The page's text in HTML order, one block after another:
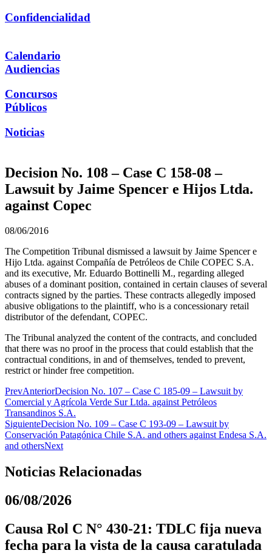
Confidencialidad
Calendario
Audiencias
Concursos
Públicos
Noticias
Decision No. 108 – Case C 158-08 –
Lawsuit by Jaime Spencer e Hijos Ltda.
against Copec
08/06/2016
The Competition Tribunal dismissed a lawsuit by Jaime Spencer e
Hijo Ltda. against Compañía de Petróleos de Chile COPEC S.A.
and its executive, Mr. Eduardo Bottinelli M., regarding alleged
abuses of a dominant position, contained in certain clauses of several
contracts signed by the parties. These contracts allegedly imposed
abusive obligations to the plaintiff, who is a concessionary retail
distributor of the defendant, COPEC.
The Tribunal analyzed the content of the contracts, and concluded
that there was no proof in the process that could establish that the
contractual conditions, in and of themselves, tended to prevent,
restrict or hinder free competition.
PrevAnteriorDecision No. 107 – Case C 185-09 – Lawsuit by
Comercial y Agrícola Verde Sur Ltda. against Petróleos
Transandinos S.A.
SiguienteDecision No. 109 – Case C 193-09 – Lawsuit by
Conservación Patagónica Chile S.A. and others against Endesa S.A.
and othersNext
Noticias Relacionadas
06/08/2026
Causa Rol C N° 430-21: TDLC fija nueva
fecha para la vista de la causa caratulada